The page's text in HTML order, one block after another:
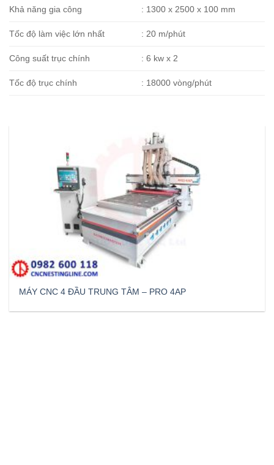
Khả năng gia công : 1300 x 2500 x 100 mm
Tốc độ làm việc lớn nhất : 20 m/phút
Công suất trục chính : 6 kw x 2
Tốc độ trục chính : 18000 vòng/phút
MÁY CNC 4 ĐẦU TRUNG TÂM – PRO 4AP